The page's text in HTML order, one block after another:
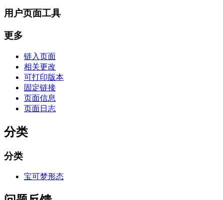
用户页面工具
更多
链入页面
相关更改
可打印版本
固定链接
页面信息
页面日志
分类
分类
宝可梦形态